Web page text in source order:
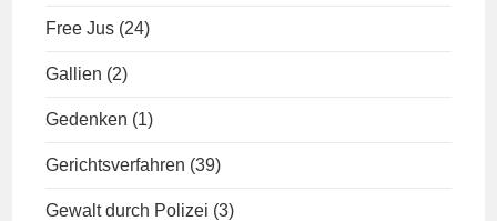
Free Jus (24)
Gallien (2)
Gedenken (1)
Gerichtsverfahren (39)
Gewalt durch Polizei (3)